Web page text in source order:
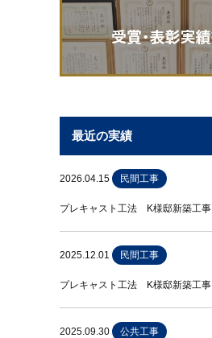
最近の実績
2026.04.15 民間工事
プレキャスト工法 K様邸新築工事
2025.12.01 民間工事
プレキャスト工法 K様邸新築工事
2025.09.30 公共工事